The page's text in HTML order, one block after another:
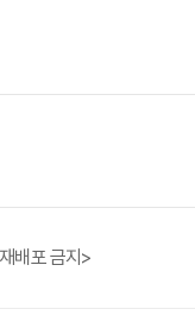
배포 금지>